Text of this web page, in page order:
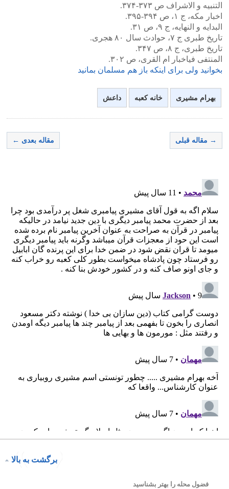
التنبیه و الاشراف ص ۳۷۳-۳۷۴.
اخبار مکه، ج ١، ص ٣٩۴-٣٩۵.
البدایه و النهایه، ج ٩، ص ٣١.
تاریخ طبری ج ٧، حوادث سال ٨٠ هجری.
تاریخ طبری، ج ٨، ص ٣۴٧.
المنتفی فیاخبار ام القری، ص ٣٠٢.
بخوانید ولی برای اینکه باز هم مسلمان بمانید
بهرام مشیری خانه کعبه داعش
→ مقاله قبلی مقاله بعدی ←
برگشت به بالا
فضول محله را بهتر بشناسید